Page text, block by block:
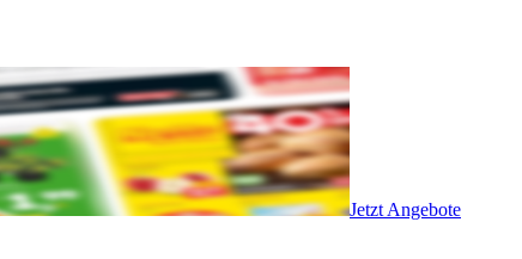
Jetzt Angebote